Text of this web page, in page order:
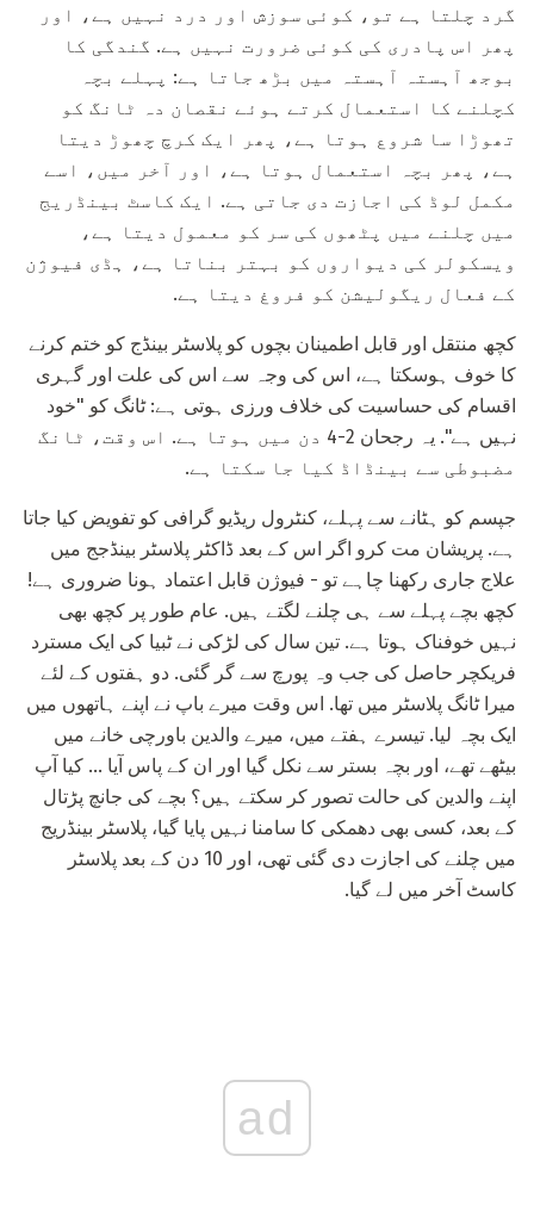
گرد چلتا ہے تو، کوئی سوزش اور درد نہیں ہے، اور
پھر اس پادری کی کوئی ضرورت نہیں ہے. گندگی کا
بوجھ آہستہ آہستہ میں بڑھ جاتا ہے: پہلے بچہ
کچلنے کا استعمال کرتے ہوئے نقصان دہ ٹانگ کو
تھوڑا سا شروع ہوتا ہے، پھر ایک کرچ چھوڑ دیتا
ہے، پھر بچہ استعمال ہوتا ہے، اور آخر میں، اسے
مکمل لوڈ کی اجازت دی جاتی ہے. ایک کاسٹ بینڈریج
میں چلنے میں پٹھوں کی سر کو معمول دیتا ہے،
ویسکولر کی دیواروں کو بہتر بناتا ہے، ہڈی فیوژن
کے فعال ریگولیشن کو فروغ دیتا ہے.
کچھ منتقل اور قابل اطمینان بچوں کو پلاسٹر بینڈج کو ختم کرنے
کا خوف ہوسکتا ہے، اس کی وجہ سے اس کی علت اور گہری
اقسام کی حساسیت کی خلاف ورزی ہوتی ہے: ٹانگ کو "خود
نہیں ہے". یہ رجحان 2-4 دن میں ہوتا ہے. اس وقت، ٹانگ
مضبوطی سے بینڈاڈ کیا جا سکتا ہے.
جپسم کو ہٹانے سے پہلے، کنٹرول ریڈیو گرافی کو تفویض کیا جاتا
ہے. پریشان مت کرو اگر اس کے بعد ڈاکٹر پلاسٹر بینڈجج میں
علاج جاری رکھنا چاہے تو - فیوژن قابل اعتماد ہونا ضروری ہے!
کچھ بچے پہلے سے ہی چلنے لگتے ہیں. عام طور پر کچھ بھی
نہیں خوفناک ہوتا ہے. تین سال کی لڑکی نے ٹبیا کی ایک مسترد
فریکچر حاصل کی جب وہ پورچ سے گر گئی. دو ہفتوں کے لئے
میرا ٹانگ پلاسٹر میں تھا. اس وقت میرے باپ نے اپنے ہاتھوں میں
ایک بچہ لیا. تیسرے ہفتے میں، میرے والدین باورچی خانے میں
بیٹھے تھے، اور بچہ بستر سے نکل گیا اور ان کے پاس آیا ... کیا آپ
اپنے والدین کی حالت تصور کر سکتے ہیں؟ بچے کی جانچ پڑتال
کے بعد، کسی بھی دھمکی کا سامنا نہیں پایا گیا، پلاسٹر بینڈریج
میں چلنے کی اجازت دی گئی تھی، اور 10 دن کے بعد پلاسٹر
کاسٹ آخر میں لے گیا.
ad